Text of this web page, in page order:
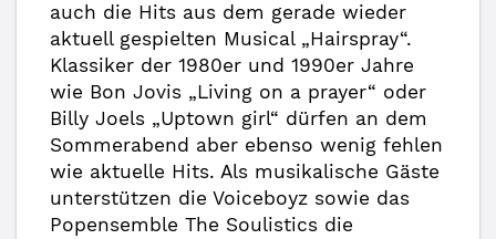
auch die Hits aus dem gerade wieder
aktuell gespielten Musical „Hairspray“.
Klassiker der 1980er und 1990er Jahre
wie Bon Jovis „Living on a prayer“ oder
Billy Joels „Uptown girl“ dürfen an dem
Sommerabend aber ebenso wenig fehlen
wie aktuelle Hits. Als musikalische Gäste
unterstützen die Voiceboyz sowie das
Popensemble The Soulistics die